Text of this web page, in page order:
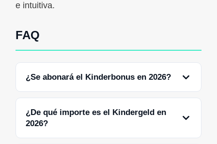
e intuitiva.
FAQ
¿Se abonará el Kinderbonus en 2026?
¿De qué importe es el Kindergeld en
2026?